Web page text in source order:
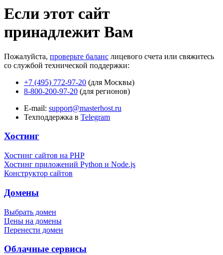
Если этот сайт
принадлежит Вам
Пожалуйста, проверьте баланс лицевого счета или свяжитесь
со службой технической поддержки:
+7 (495) 772-97-20 (для Москвы)
8-800-200-97-20 (для регионов)
E-mail: support@masterhost.ru
Техподдержка в Telegram
Хостинг
Хостинг сайтов на PHP
Хостинг приложений Python и Node.js
Конструктор сайтов
Домены
Выбрать домен
Цены на домены
Перенести домен
Облачные сервисы